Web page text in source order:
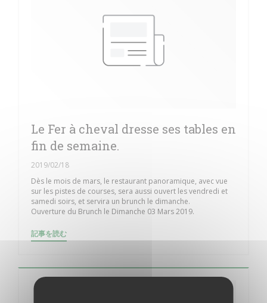
Le Fer à cheval dresse ses tables en
fin de semaine.
2019/02/18
Dès le mois de mars, le restaurant panoramique, avec vue
sur les pistes de courses, sera aussi ouvert les vendredi et
samedi soirs, et servira un brunch le dimanche.
Ouverture du Brunch le Dimanche 03 Mars 2019.
記事を読む((新しいウィンドウで開きます))